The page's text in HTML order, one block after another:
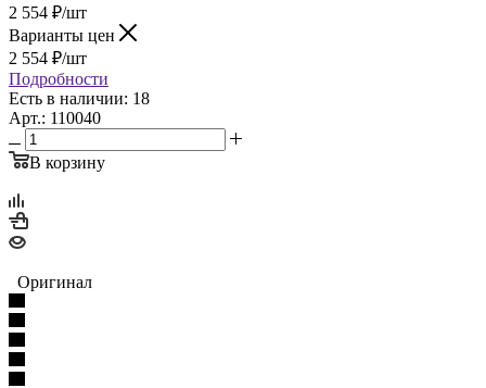
2 554 ₽/шт
Варианты цен
2 554 ₽/шт
Подробности
Есть в наличии: 18
Арт.: 110040
В корзину
Оригинал